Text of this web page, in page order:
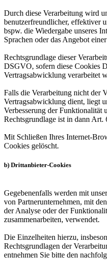
Durch diese Verarbeitung wird
benutzerfreundlicher, effektiver
bspw. die Wiedergabe unseres
Sprachen oder das Angebot
Rechtsgrundlage dieser
DSGVO, sofern diese Cookies
Vertragsabwicklung verarbeitet
Falls die Verarbeitung nicht der
Vertragsabwicklung dient, liegt
Verbesserung der Funktionalität
Rechtsgrundlage ist in dann
Mit Schließen Ihres Internet-
Cookies gelöscht.
b) Drittanbieter-Cookies
Gegebenenfalls werden mit
von Partnerunternehmen, mit
der Analyse oder der
zusammenarbeiten, verwendet.
Die Einzelheiten hierzu,
Rechtsgrundlagen der
entnehmen Sie bitte den